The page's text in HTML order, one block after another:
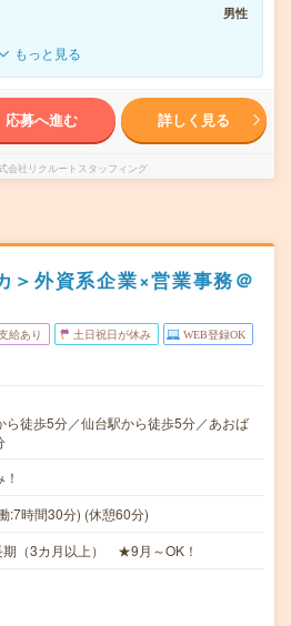
男性
もっと見る
応募へ進む 詳しく見る
会社リクルートスタッフィング
＞外資系企業×営業事務＠
給あり 土日祝日が休み WEB登録OK
ら徒歩5分／仙台駅から徒歩5分／あおば
:7時間30分) (休憩60分)
期（3カ月以上） ★9月～OK！